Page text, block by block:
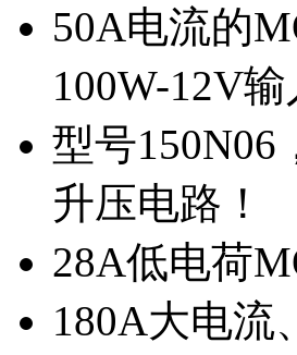
50A电流的
100W-12V
型号150N06
升压电路！
28A低电荷
180A大电流